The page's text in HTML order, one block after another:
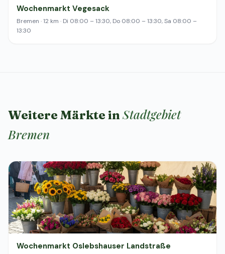
Wochenmarkt Vegesack
Bremen · 12 km · Di 08:00 – 13:30, Do 08:00 – 13:30, Sa 08:00 –
13:30
Weitere Märkte inStadtgebiet
Bremen
Wochenmarkt Oslebshauser Landstraße